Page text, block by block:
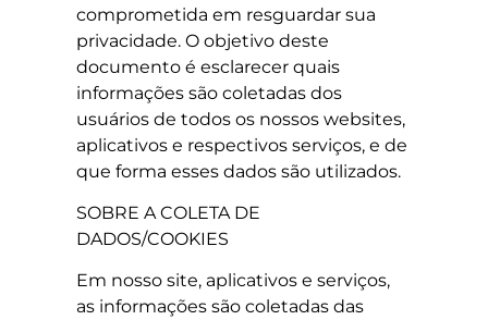
comprometida em resguardar sua
privacidade. O objetivo deste
documento é esclarecer quais
informações são coletadas dos
usuários de todos os nossos websites,
aplicativos e respectivos serviços, e de
que forma esses dados são utilizados.
SOBRE A COLETA DE
DADOS/COOKIES
Em nosso site, aplicativos e serviços,
as informações são coletadas das